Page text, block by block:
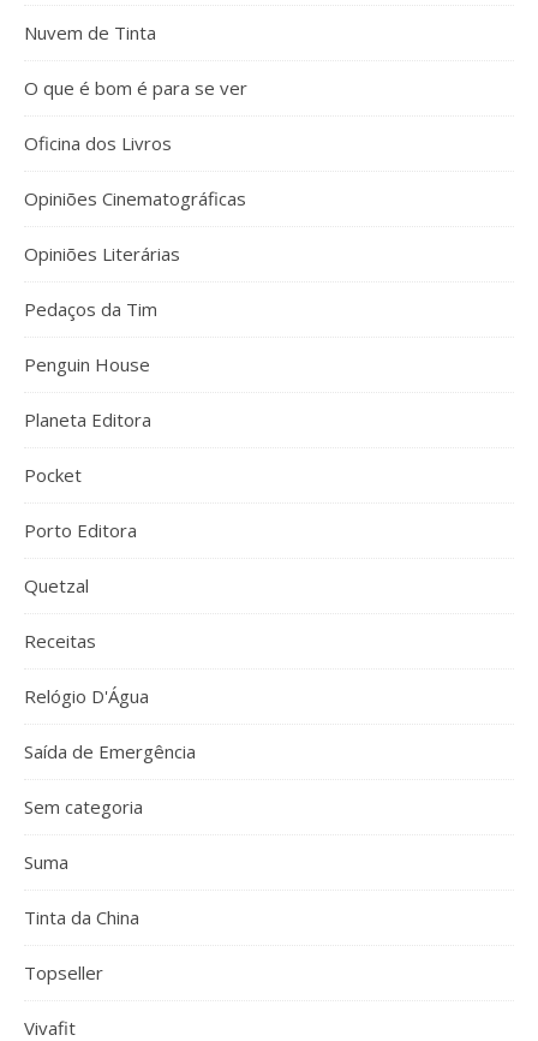
Nuvem de Tinta
O que é bom é para se ver
Oficina dos Livros
Opiniões Cinematográficas
Opiniões Literárias
Pedaços da Tim
Penguin House
Planeta Editora
Pocket
Porto Editora
Quetzal
Receitas
Relógio D'Água
Saída de Emergência
Sem categoria
Suma
Tinta da China
Topseller
Vivafit